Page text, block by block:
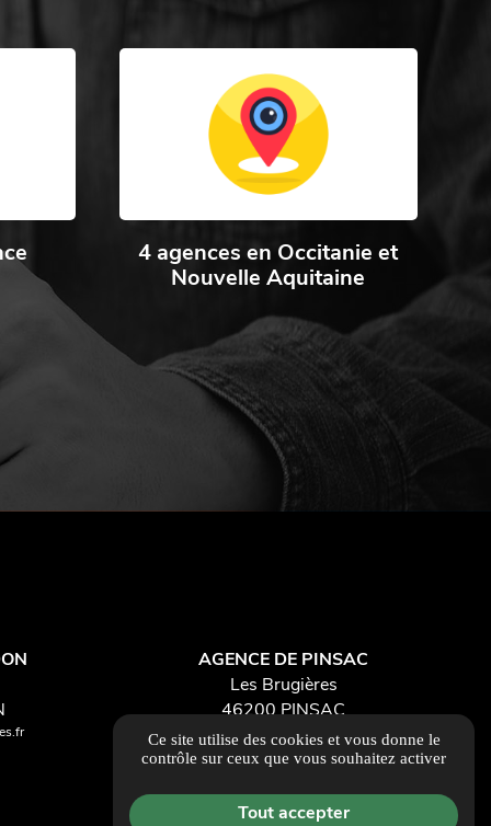
4 agences en Occitanie et
Nouvelle Aquitaine
AGENCE DE PINSAC
Les Brugières
46200 PINSAC
contact46@foissacfermetures.fr
05 65 41 11 37
place ITINÉRAIRE
Ce site utilise des cookies et vous donne le
contrôle sur ceux que vous souhaitez activer
Tout accepter